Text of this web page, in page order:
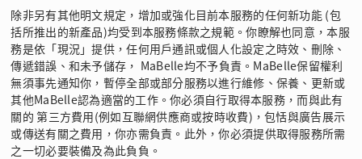
除非另有其他明文規定，增加或強化目前本服務的任何新功能 (包
括所推出的新產品)均受到本服務條款之規範。你瞭解也同意，本服
務是依「現況」提供，任何用戶通訊或個人化設定之時效、刪除、
傳遞錯誤、和未予儲存， MaBelle均不予負責。MaBelle保留權利
無須事先通知你，暫停全部或部分服務以進行維修、保養、更新或
其他MaBelle認為適當的工作。你必須自行取得本服務，而與此有
關的 第三方費用(例如互聯網供應商或按時收費)，包恬與廣告展示
或傳送有關之費用，你亦需負責。此外，你必須提供取得服務所需
之一切必要裝備及為此負負。